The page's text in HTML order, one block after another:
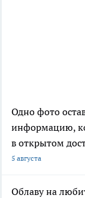
Одно фото
информацию,
в открытом
5 августа
Облаву на